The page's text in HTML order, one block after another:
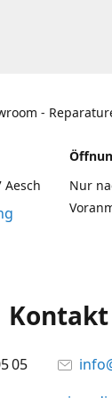
-
Aesch
Nur
Kontakt
05